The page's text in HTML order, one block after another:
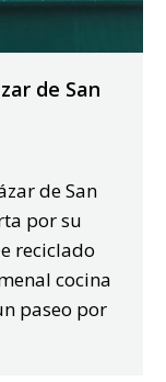
de San
de San
por su
reciclado
cocina
paseo por